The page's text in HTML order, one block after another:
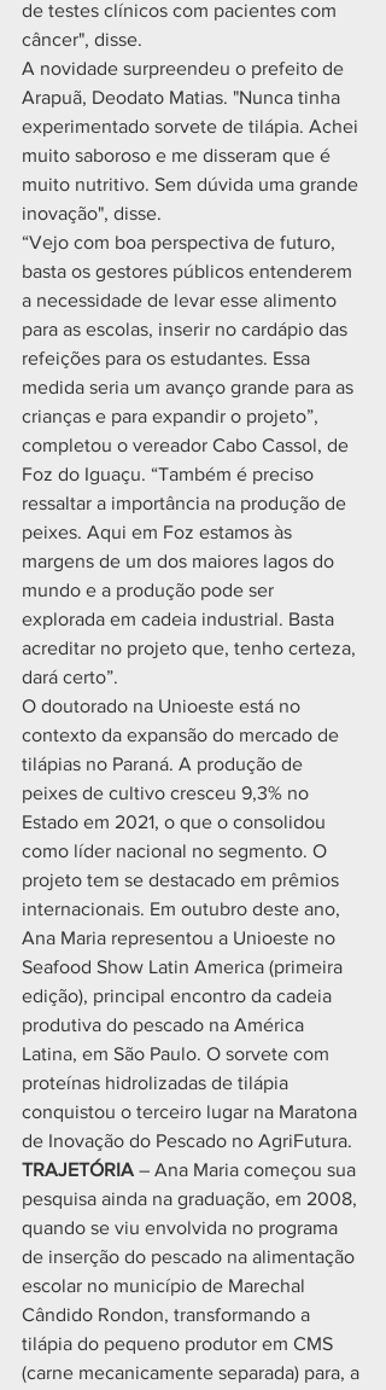
de testes clínicos com pacientes com
câncer", disse.
A novidade surpreendeu o prefeito de
Arapuã, Deodato Matias. "Nunca tinha
experimentado sorvete de tilápia. Achei
muito saboroso e me disseram que é
muito nutritivo. Sem dúvida uma grande
inovação", disse.
“Vejo com boa perspectiva de futuro,
basta os gestores públicos entenderem
a necessidade de levar esse alimento
para as escolas, inserir no cardápio das
refeições para os estudantes. Essa
medida seria um avanço grande para as
crianças e para expandir o projeto”,
completou o vereador Cabo Cassol, de
Foz do Iguaçu. “Também é preciso
ressaltar a importância na produção de
peixes. Aqui em Foz estamos às
margens de um dos maiores lagos do
mundo e a produção pode ser
explorada em cadeia industrial. Basta
acreditar no projeto que, tenho certeza,
dará certo”.
O doutorado na Unioeste está no
contexto da expansão do mercado de
tilápias no Paraná. A produção de
peixes de cultivo cresceu 9,3% no
Estado em 2021, o que o consolidou
como líder nacional no segmento. O
projeto tem se destacado em prêmios
internacionais. Em outubro deste ano,
Ana Maria representou a Unioeste no
Seafood Show Latin America (primeira
edição), principal encontro da cadeia
produtiva do pescado na América
Latina, em São Paulo. O sorvete com
proteínas hidrolizadas de tilápia
conquistou o terceiro lugar na Maratona
de Inovação do Pescado no AgriFutura.
TRAJETÓRIA – Ana Maria começou sua
pesquisa ainda na graduação, em 2008,
quando se viu envolvida no programa
de inserção do pescado na alimentação
escolar no município de Marechal
Cândido Rondon, transformando a
tilápia do pequeno produtor em CMS
(carne mecanicamente separada) para, a